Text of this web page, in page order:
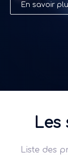
En savoir
Les
Liste des